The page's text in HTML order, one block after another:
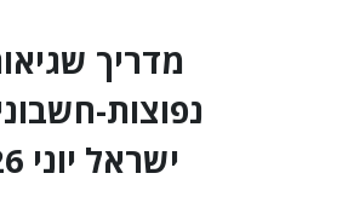
מדריך
נפוצות-
ישראל יוני 26